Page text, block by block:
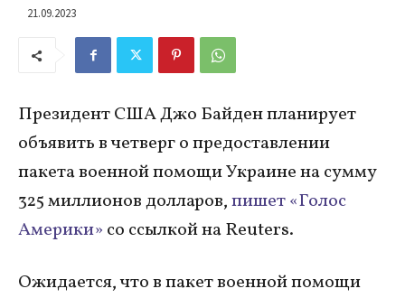
21.09.2023
Президент США Джо Байден планирует
объявить в четверг о предоставлении
пакета военной помощи Украине на сумму
325 миллионов долларов,пишет «Голос
Америки» со ссылкой на Reuters.
Ожидается, что в пакет военной помощи